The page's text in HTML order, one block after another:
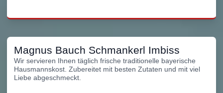
Magnus Bauch Schmankerl Imbiss
Wir servieren Ihnen täglich frische traditionelle bayerische
Hausmannskost. Zubereitet mit besten Zutaten und mit viel
Liebe abgeschmeckt.